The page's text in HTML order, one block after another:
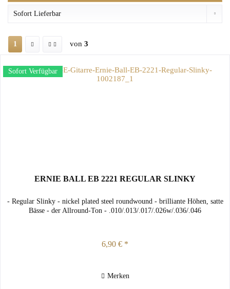
1 von 3
Sofort Verfügbar
ERNIE BALL EB 2221 REGULAR SLINKY
- Regular Slinky - nickel plated steel roundwound - brilliante Höhen, satte
Bässe - der Allround-Ton - .010/.013/.017/.026w/.036/.046
6,90 € *
Merken